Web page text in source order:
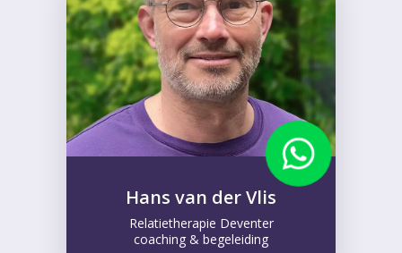
Hans van der Vlis
Relatietherapie Deventer
coaching & begeleiding